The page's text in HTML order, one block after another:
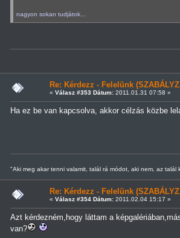
nagyon sokan tudjátok...
Re: Kérdezz - Felelünk
« Válasz #353 Dátum:2011.01.31 07:58 »
Ha ez be van kapcsolva, akkor célzás közbe
"Aki meg akar tenni valamit, talál rá módot, aki nem, az talál
Re: Kérdezz - Felelünk
« Válasz #354 Dátum:2011.02.04 15:17 »
Azt kérdezném,hogy láttam a
van?